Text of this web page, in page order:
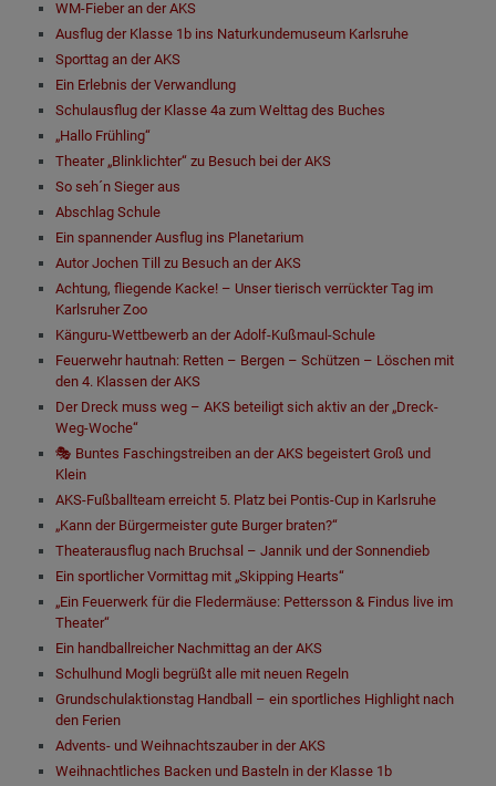
WM-Fieber an der AKS
Ausﬂug der Klasse 1b ins Naturkundemuseum Karlsruhe
Sporttag an der AKS
Ein Erlebnis der Verwandlung
Schulausflug der Klasse 4a zum Welttag des Buches
„Hallo Frühling“
Theater „Blinklichter“ zu Besuch bei der AKS
So seh´n Sieger aus
Abschlag Schule
Ein spannender Ausflug ins Planetarium
Autor Jochen Till zu Besuch an der AKS
Achtung, fliegende Kacke! – Unser tierisch verrückter Tag im
Karlsruher Zoo
Känguru-Wettbewerb an der Adolf-Kußmaul-Schule
Feuerwehr hautnah: Retten – Bergen – Schützen – Löschen mit
den 4. Klassen der AKS
Der Dreck muss weg – AKS beteiligt sich aktiv an der „Dreck-
Weg-Woche“
🎭 Buntes Faschingstreiben an der AKS begeistert Groß und
Klein
AKS-Fußballteam erreicht 5. Platz bei Pontis-Cup in Karlsruhe
„Kann der Bürgermeister gute Burger braten?“
Theaterausflug nach Bruchsal – Jannik und der Sonnendieb
Ein sportlicher Vormittag mit „Skipping Hearts“
„Ein Feuerwerk für die Fledermäuse: Pettersson & Findus live im
Theater“
Ein handballreicher Nachmittag an der AKS
Schulhund Mogli begrüßt alle mit neuen Regeln
Grundschulaktionstag Handball – ein sportliches Highlight nach
den Ferien
Advents- und Weihnachtszauber in der AKS
Weihnachtliches Backen und Basteln in der Klasse 1b